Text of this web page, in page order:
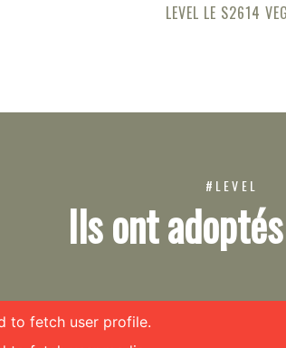
LEVEL LE S2614
#LEVEL
Ils ont
to fetch user profile.